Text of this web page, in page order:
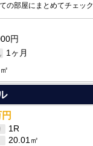
の部屋にまとめてチェック
円
1ヶ月
1R
20.01㎡